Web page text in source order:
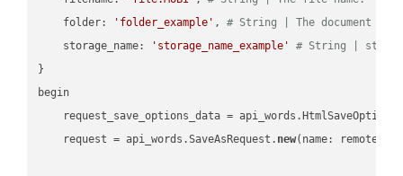
    folder:
'folder_example' , # String | The document
    storage_name:
'storage_name_example'
# String |
}
begin
request_save_options_data =
    request = api_words.SaveAsRequest.
new(name: